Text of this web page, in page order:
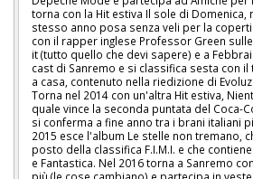
torna con la Hit estiva Il sole di Domenica,
stesso anno posa senza veli per la
con il rapper inglese Professor Green
it (tutto quello che devi sapere) e a
cast di Sanremo e si classifica sesta con
a casa, contenuto nella riedizione di
Torna nel 2014 con un'altra Hit estiva,
quale vince la seconda puntata del Coca-
si conferma a fine anno tra i brani italiani
2015 esce l'album Le stelle non tremano,
posto della classifica F.I.M.I. e che
e Fantastica. Nel 2016 torna a Sanremo
più (le cose cambiano) e partecipa in